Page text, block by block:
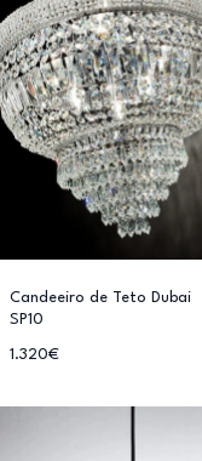
Candeeiro de Teto Dubai
SP10
1.320€